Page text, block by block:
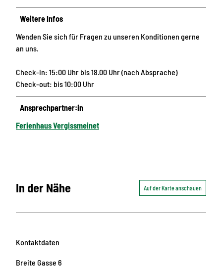
Weitere Infos
Wenden Sie sich für Fragen zu unseren Konditionen gerne
an uns.
Check-in: 15:00 Uhr bis 18.00 Uhr (nach Absprache)
Check-out: bis 10:00 Uhr
Ansprechpartner:in
Ferienhaus Vergissmeinet
In der Nähe Auf der Karte anschauen
Kontaktdaten
Breite Gasse 6